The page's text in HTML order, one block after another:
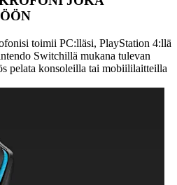
toimii PC:lläsi, PlayStation 4:llä
Switchillä mukana tulevan
pelata konsoleilla tai mobiililaitteilla